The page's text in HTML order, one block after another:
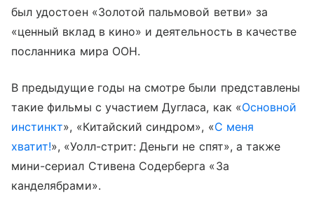
был удостоен «Золотой пальмовой ветви» за
«ценный вклад в кино» и деятельность в качестве
посланника мира ООН.
В предыдущие годы на смотре были представлены
такие фильмы с участием Дугласа, как «Основной
инстинкт», «Китайский синдром», «С меня
хватит!», «Уолл-стрит: Деньги не спят», а также
мини-сериал Стивена Содерберга «За
канделябрами».